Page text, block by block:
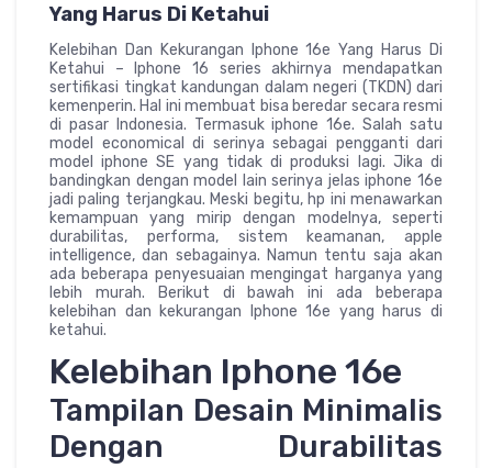
Yang Harus Di Ketahui
Kelebihan Dan Kekurangan Iphone 16e Yang Harus Di
Ketahui – Iphone 16 series akhirnya mendapatkan
sertifikasi tingkat kandungan dalam negeri (TKDN) dari
kemenperin. Hal ini membuat bisa beredar secara resmi
di pasar Indonesia. Termasuk iphone 16e. Salah satu
model economical di serinya sebagai pengganti dari
model iphone SE yang tidak di produksi lagi. Jika di
bandingkan dengan model lain serinya jelas iphone 16e
jadi paling terjangkau. Meski begitu, hp ini menawarkan
kemampuan yang mirip dengan modelnya, seperti
durabilitas, performa, sistem keamanan, apple
intelligence, dan sebagainya. Namun tentu saja akan
ada beberapa penyesuaian mengingat harganya yang
lebih murah. Berikut di bawah ini ada beberapa
kelebihan dan kekurangan Iphone 16e yang harus di
ketahui.
Kelebihan Iphone 16e
Tampilan Desain Minimalis
Dengan Durabilitas